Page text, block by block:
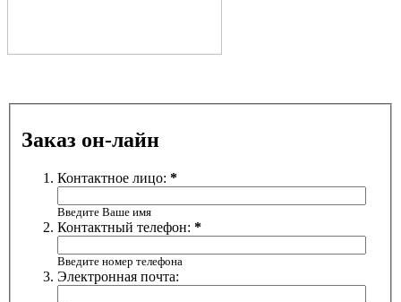
Заказ он-лайн
Контактное лицо: *
Введите Ваше имя
Контактный телефон: *
Введите номер телефона
Электронная почта: